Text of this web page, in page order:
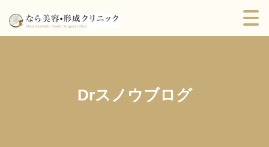
Drスノウブログ